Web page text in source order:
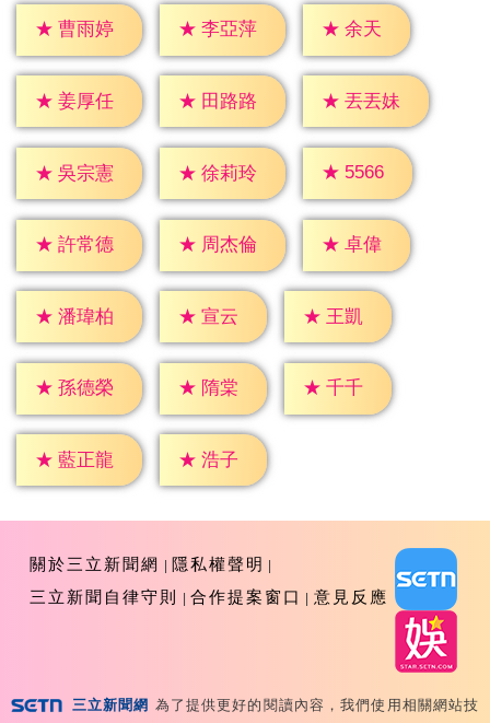
★ 曹雨婷 ★ 李亞萍 ★ 余天
★ 姜厚任 ★ 田路路 ★ 丟丟妹
★ 吳宗憲 ★ 徐莉玲 ★ 5566
★ 許常德 ★ 周杰倫 ★ 卓偉
★ 潘瑋柏 ★ 宣云 ★ 王凱
★ 孫德榮 ★ 隋棠 ★ 千千
★ 藍正龍 ★ 浩子
關於三立新聞網
隱私權聲明
三立新聞自律守則
合作提案窗口 意見反應
三立新聞網 為了提供更好的閱讀內容，我們使用相關網站技